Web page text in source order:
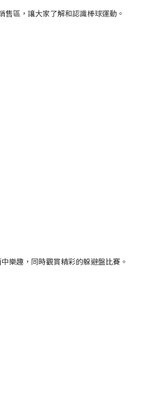
區，讓大家了解和認識棒球運動。
樂趣，同時觀賞精彩的躲避盤比賽。